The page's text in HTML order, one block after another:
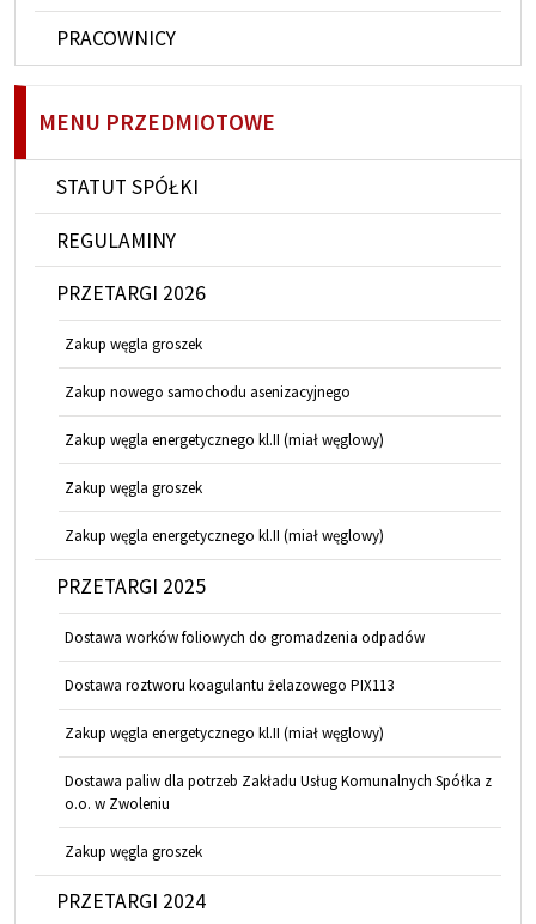
PRACOWNICY
MENU PRZEDMIOTOWE
STATUT SPÓŁKI
REGULAMINY
PRZETARGI 2026
Zakup węgla groszek
Zakup nowego samochodu asenizacyjnego
Zakup węgla energetycznego kl.II (miał węglowy)
Zakup węgla groszek
Zakup węgla energetycznego kl.II (miał węglowy)
PRZETARGI 2025
Dostawa worków foliowych do gromadzenia odpadów
Dostawa roztworu koagulantu żelazowego PIX113
Zakup węgla energetycznego kl.II (miał węglowy)
Dostawa paliw dla potrzeb Zakładu Usług Komunalnych Spółka z
o.o. w Zwoleniu
Zakup węgla groszek
PRZETARGI 2024